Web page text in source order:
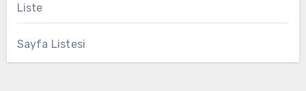
Liste
Sayfa Listesi